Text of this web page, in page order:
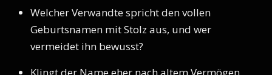
Welcher Verwandte spricht den vollen
Geburtsnamen mit Stolz aus, und wer
vermeidet ihn bewusst?